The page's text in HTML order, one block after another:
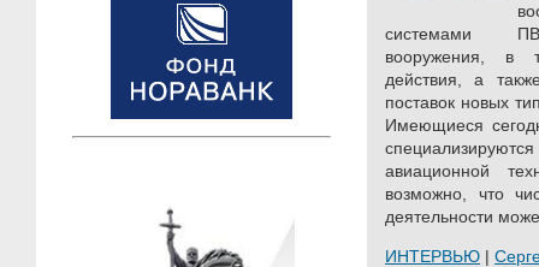
системами
вооружения, в
действия, а
поставок новых
Имеющиеся
авиационной
возможно, что
деятельности
ИНТЕРВЬЮ |